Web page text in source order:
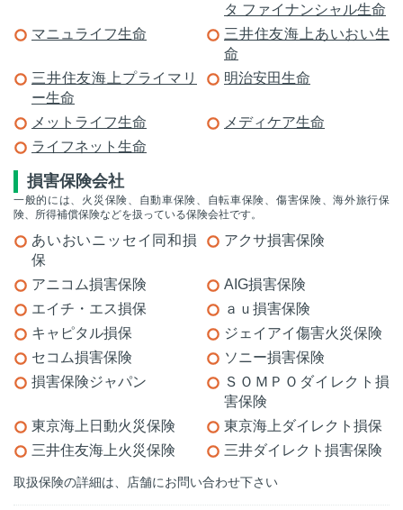
タ ファイナンシャル生命
マニュライフ生命
三井住友海上あいおい生
命
三井住友海上プライマリ
ー生命
明治安田生命
メットライフ生命
メディケア生命
ライフネット生命
損害保険会社
一般的には、火災保険、自動車保険、自転車保険、傷害保険、海外旅行保
険、所得補償保険などを扱っている保険会社です。
あいおいニッセイ同和損
保
アクサ損害保険
アニコム損害保険
AIG損害保険
エイチ・エス損保
ａｕ損害保険
キャピタル損保
ジェイアイ傷害火災保険
セコム損害保険
ソニー損害保険
損害保険ジャパン
ＳＯＭＰＯダイレクト損
害保険
東京海上日動火災保険
東京海上ダイレクト損保
三井住友海上火災保険
三井ダイレクト損害保険
取扱保険の詳細は、店舗にお問い合わせ下さい